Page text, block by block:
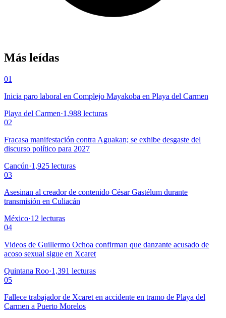
Más leídas
01
Inicia paro laboral en Complejo Mayakoba en Playa del Carmen
Playa del Carmen·1,988 lecturas
02
Fracasa manifestación contra Aguakan; se exhibe desgaste del
discurso político para 2027
Cancún·1,925 lecturas
03
Asesinan al creador de contenido César Gastélum durante
transmisión en Culiacán
México·12 lecturas
04
Videos de Guillermo Ochoa confirman que danzante acusado de
acoso sexual sigue en Xcaret
Quintana Roo·1,391 lecturas
05
Fallece trabajador de Xcaret en accidente en tramo de Playa del
Carmen a Puerto Morelos